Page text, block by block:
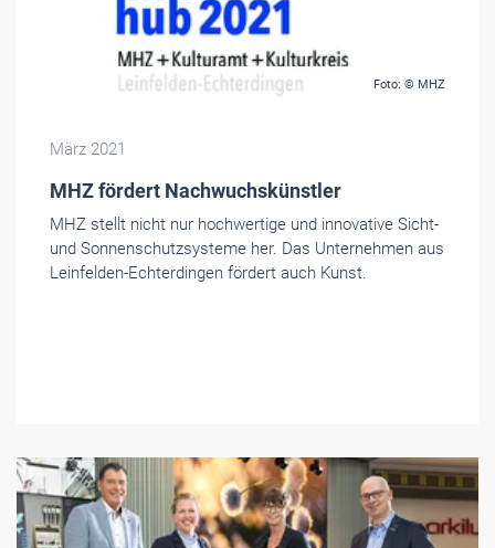
Foto: © MHZ
März 2021
MHZ fördert Nachwuchskünstler
MHZ stellt nicht nur hochwertige und innovative Sicht-
und Sonnenschutzsysteme her. Das Unternehmen aus
Leinfelden-Echterdingen fördert auch Kunst.